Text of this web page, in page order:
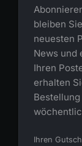
bleiben
neuesten
News und
Ihren
erhalten
Ihren